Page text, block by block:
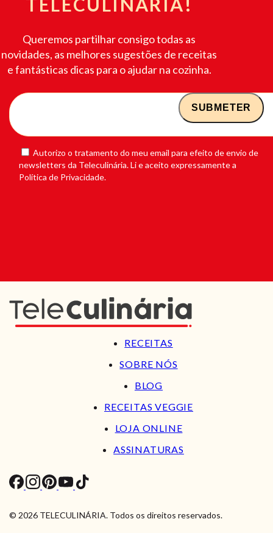
Queremos partilhar consigo todas as
novidades, as melhores sugestões de receitas
e fantásticas dicas para o ajudar na cozinha.
Autorizo o tratamento do meu email para efeito de envio de
newsletters da Teleculinária. Li e aceito expressamente a
Política de Privacidade.
RECEITAS
SOBRE NÓS
BLOG
RECEITAS VEGGIE
LOJA ONLINE
ASSINATURAS
© 2026 TELECULINÁRIA. Todos os direitos reservados.